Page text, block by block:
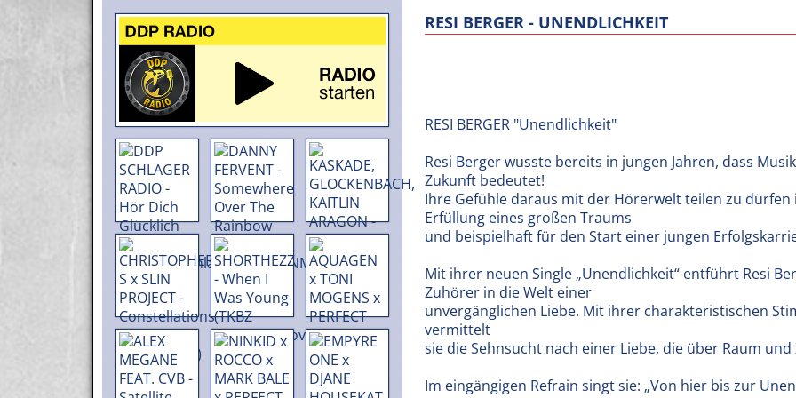
RESI BERGER - UNENDLICHKEIT
RESI BERGER "Unendlichkeit"
Resi Berger wusste bereits in jungen Jahren, dass
Zukunft bedeutet!
Ihre Gefühle daraus mit der Hörerwelt teilen zu dürfen
Erfüllung eines großen Traums
und beispielhaft für den Start einer jungen
Mit ihrer neuen Single „Unendlichkeit“ entführt Resi
Zuhörer in die Welt einer
unvergänglichen Liebe. Mit ihrer charakteristischen
vermittelt
sie die Sehnsucht nach einer Liebe, die über Raum
Im eingängigen Refrain singt sie: „Von hier bis zur